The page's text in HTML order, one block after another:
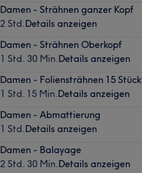
Damen - Strähnen ganzer Kopf
2 Std.Details anzeigen
Damen - Strähnen Oberkopf
1 Std. 30 Min.Details anzeigen
Damen - Foliensträhnen 15 Stück
1 Std. 15 Min.Details anzeigen
Damen - Abmattierung
1 Std.Details anzeigen
Damen - Balayage
2 Std. 30 Min.Details anzeigen